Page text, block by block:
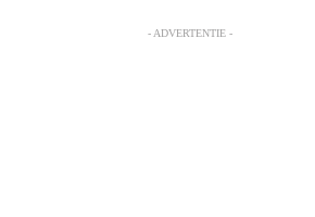
- ADVERTENTIE -